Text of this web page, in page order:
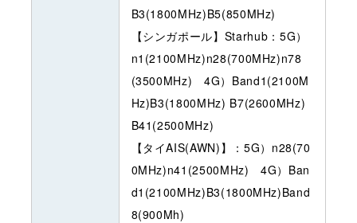
B3(1800MHz)B5(850MHz)
【シンガポール】Starhub：5G）
n1(2100MHz)n28(700MHz)n78
(3500MHz) 4G）Band1(2100M
Hz)B3(1800MHz) B7(2600MHz)
B41(2500MHz)
【タイAIS(AWN)】：5G）n28(70
0MHz)n41(2500MHz) 4G）Ban
d1(2100MHz)B3(1800MHz)Band
8(900Mh)